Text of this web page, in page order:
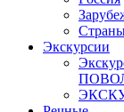
Экскурсии